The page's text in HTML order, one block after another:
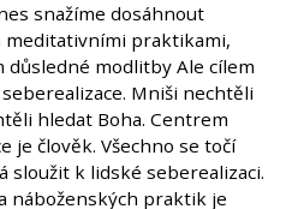
snažíme dosáhnout
meditativními praktikami,
modlitby Ale cílem
Mniši nechtěli
hledat Boha. Centrem
je člověk. Všechno se točí
sloužit k lidské seberealizaci.
náboženských praktik je